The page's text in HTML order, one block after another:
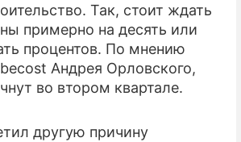
Так, стоит ждать
примерно на десять или
процентов. По мнению
Андрея Орловского,
во втором квартале.
другую причину